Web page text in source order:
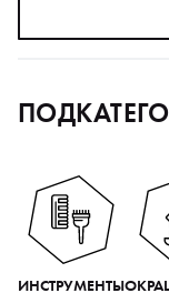
ИНСТРУМЕНТЫ